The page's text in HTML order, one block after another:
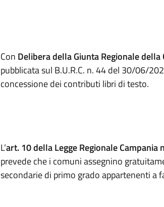
Con Delibera della Giunta Regionale
pubblicata sul B.U.R.C. n. 44 del 30/06/
concessione dei contributi libri di testo.
L’art. 10 della Legge Regionale
prevede che i comuni assegnino
secondarie di primo grado appartenenti a